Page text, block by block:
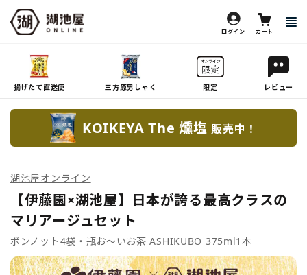
ログイン カート
揚げたて直送便 三方原男しゃく 限定 レビュー
KOIKEYA The 燻塩 販売中！
湖池屋オンライン
【伊藤園×湖池屋】日本が誇る最高クラスの
マリアージュセット
ボンノット4袋・瓶お～いお茶 ASHIKUBO 375ml1本